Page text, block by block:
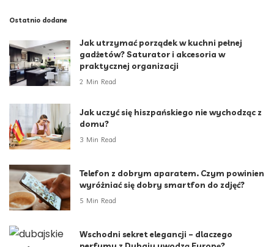
Ostatnio dodane
Jak utrzymać porządek w kuchni pełnej
gadżetów? Saturator i akcesoria w
praktycznej organizacji
2 Min Read
Jak uczyć się hiszpańskiego nie wychodząc z
domu?
3 Min Read
Telefon z dobrym aparatem. Czym powinien
wyróżniać się dobry smartfon do zdjęć?
5 Min Read
Wschodni sekret elegancji – dlaczego